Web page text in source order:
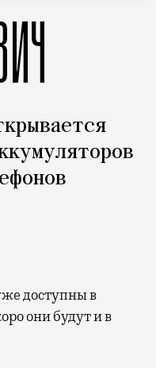
они будут и в